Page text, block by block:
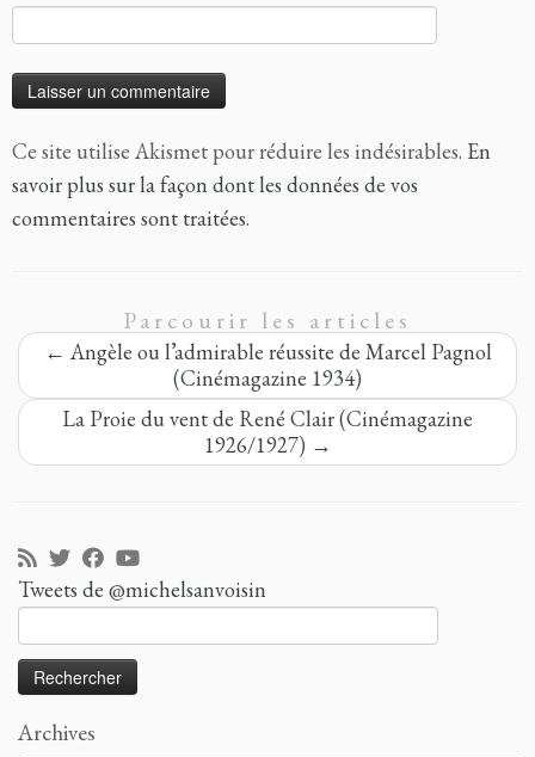
Ce site utilise Akismet pour réduire les indésirables. En
savoir plus sur la façon dont les données de vos
commentaires sont traitées.
Parcourir les articles
← Angèle ou l’admirable réussite de Marcel Pagnol
(Cinémagazine 1934)
La Proie du vent de René Clair (Cinémagazine
1926/1927) →
Tweets de @michelsanvoisin
Archives